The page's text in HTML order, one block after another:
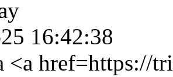
16:42:38
<a href=https://